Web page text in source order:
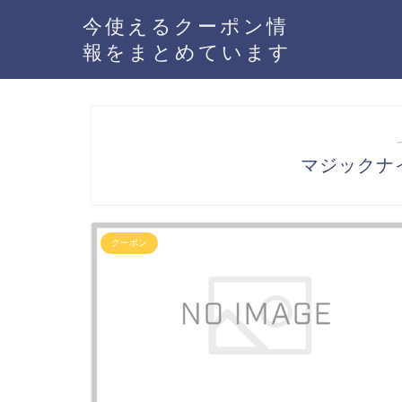
今使えるクーポン情
報をまとめています
マジックナ
クーポン